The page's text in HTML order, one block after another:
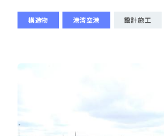
構造物 港湾空港 設計施工